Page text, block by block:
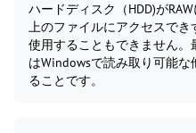
ハードディスク（HDD)が
上のファイルにアクセスで
使用することもできません。
はWindowsで読み取り可能
ることです。